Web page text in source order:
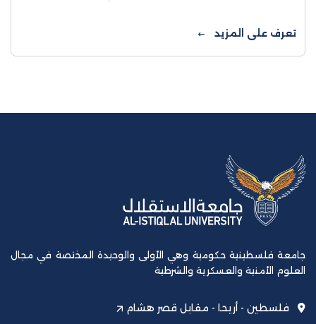
والبحث العلمي في جامعة الاستقلال ...
تعرف على المزيد
جامعة فلسطينية حكومية وهي الأولى والوحيدة المختصة في مجال
العلوم الأمنية والعسكرية والشرطية
فلسطين - أريحا - مقابل قصر هشام